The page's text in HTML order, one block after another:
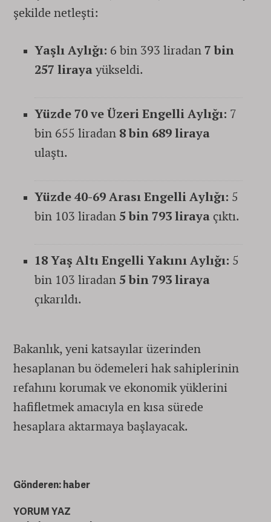
şekilde netleşti:
Yaşlı Aylığı: 6 bin 393 liradan7 bin
257 lirayayükseldi.
Yüzde 70 ve Üzeri Engelli Aylığı: 7
bin 655 liradan 8 bin 689 liraya
ulaştı.
Yüzde 40-69 Arası Engelli Aylığı: 5
bin 103 liradan5 bin 793 liraya çıktı.
18 Yaş Altı Engelli Yakını Aylığı: 5
bin 103 liradan5 bin 793 liraya
çıkarıldı.
Bakanlık, yeni katsayılar üzerinden
hesaplanan bu ödemeleri hak sahiplerinin
refahını korumak ve ekonomik yüklerini
hafifletmek amacıyla en kısa sürede
hesaplara aktarmaya başlayacak.
Gönderen: haber
YORUM YAZ